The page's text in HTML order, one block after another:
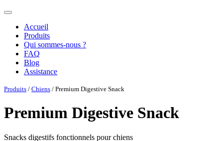
Accueil
Produits
Qui sommes-nous ?
FAQ
Blog
Assistance
Produits / Chiens / Premium Digestive Snack
Premium Digestive Snack
Snacks digestifs fonctionnels pour chiens